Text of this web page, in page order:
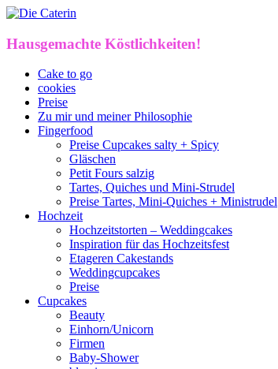
Hausgemachte Köstlichkeiten!
Cake to go
cookies
Preise
Zu mir und meiner Philosophie
Fingerfood
Preise Cupcakes salty + Spicy
Gläschen
Petit Fours salzig
Tartes, Quiches und Mini-Strudel
Preise Tartes, Mini-Quiches + Ministrudel
Hochzeit
Hochzeitstorten – Weddingcakes
Inspiration für das Hochzeitsfest
Etageren Cakestands
Weddingcupcakes
Preise
Cupcakes
Beauty
Einhorn/Unicorn
Firmen
Baby-Shower